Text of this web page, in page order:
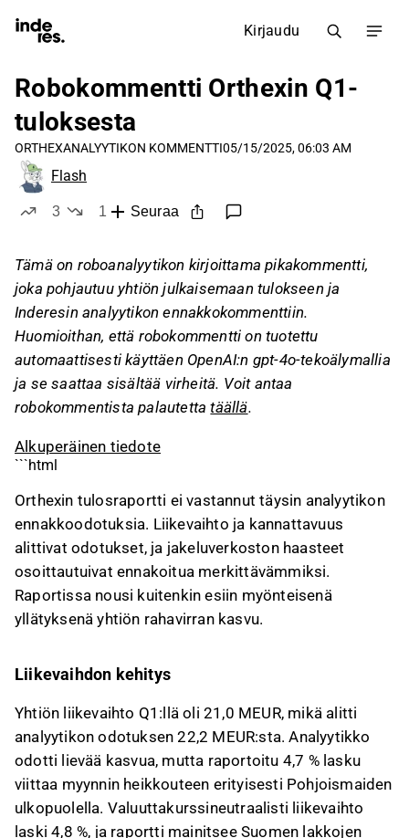
Kirjaudu
Robokommentti Orthexin Q1-
tuloksesta
ORTHEXANALYYTIKON KOMMENTTI05/15/2025, 06:03 AM
Flash
3
1
Seuraa
Tämä on roboanalyytikon kirjoittama pikakommentti,
joka pohjautuu yhtiön julkaisemaan tulokseen ja
Inderesin analyytikon ennakkokommenttiin.
Huomioithan, että robokommentti on tuotettu
automaattisesti käyttäen OpenAI:n gpt-4o-tekoälymallia
ja se saattaa sisältää virheitä. Voit antaa
robokommentista palautettatäällä.
Alkuperäinen tiedote
```html
Orthexin tulosraportti ei vastannut täysin analyytikon
ennakkoodotuksia. Liikevaihto ja kannattavuus
alittivat odotukset, ja jakeluverkoston haasteet
osoittautuivat ennakoitua merkittävämmiksi.
Raportissa nousi kuitenkin esiin myönteisenä
yllätyksenä yhtiön rahavirran kasvu.
Liikevaihdon kehitys
Yhtiön liikevaihto Q1:llä oli 21,0 MEUR, mikä alitti
analyytikon odotuksen 22,2 MEUR:sta. Analyytikko
odotti lievää kasvua, mutta raportoitu 4,7 % lasku
viittaa myynnin heikkouteen erityisesti Pohjoismaiden
ulkopuolella. Valuuttakurssineutraalisti liikevaihto
laski 4,8 %, ja raportti mainitsee Suomen lakkojen